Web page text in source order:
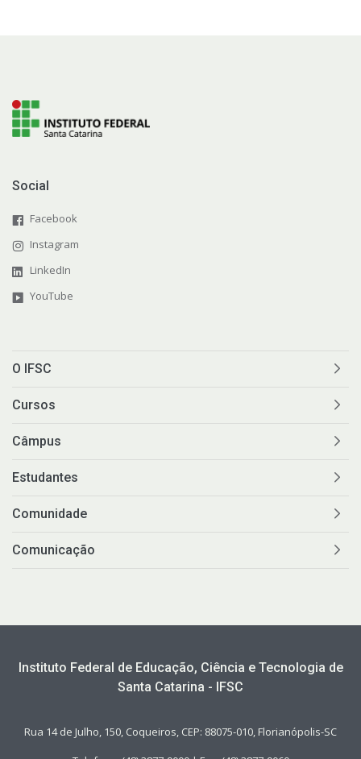
Social
Facebook
Instagram
LinkedIn
YouTube
O IFSC
Cursos
Câmpus
Estudantes
Comunidade
Comunicação
Instituto Federal de Educação, Ciência e Tecnologia de
Santa Catarina - IFSC
Rua 14 de Julho, 150, Coqueiros, CEP: 88075-010, Florianópolis-SC